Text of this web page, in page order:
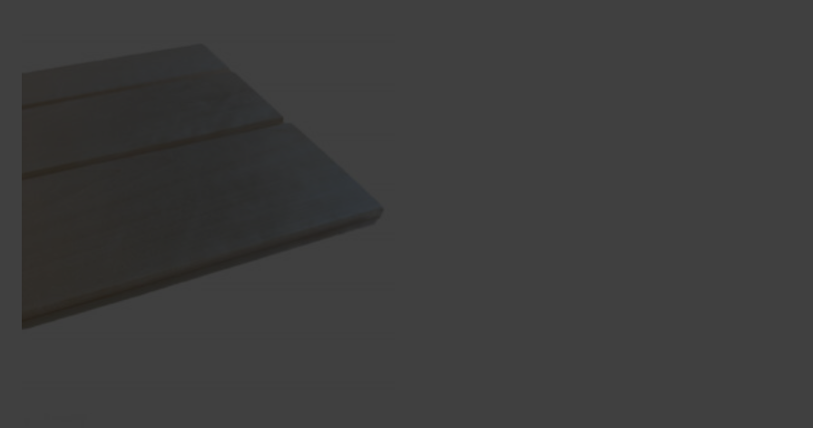
Onderbank afdichtingen (of tussenbank afdichting)